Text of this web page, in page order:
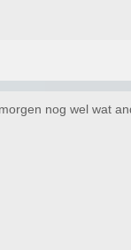
Current
nog wel wat